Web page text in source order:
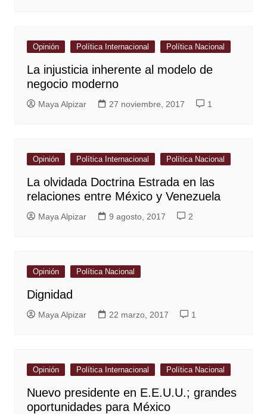
Opinión Política Internacional Política Nacional
La injusticia inherente al modelo de
negocio moderno
Maya Alpizar 27 noviembre, 2017 1
Opinión Política Internacional Política Nacional
La olvidada Doctrina Estrada en las
relaciones entre México y Venezuela
Maya Alpizar 9 agosto, 2017 2
Opinión Política Nacional
Dignidad
Maya Alpizar 22 marzo, 2017 1
Opinión Política Internacional Política Nacional
Nuevo presidente en E.E.U.U.; grandes
oportunidades para México